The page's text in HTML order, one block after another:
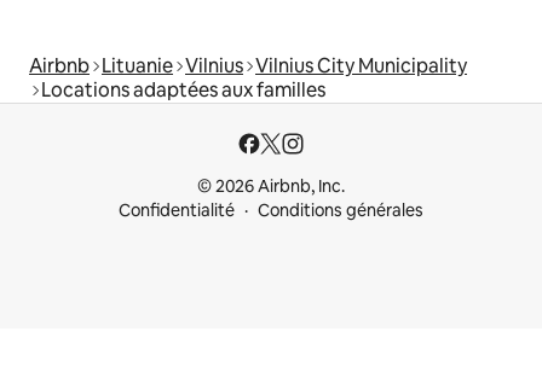
Airbnb Lituanie Vilnius Vilnius City Municipality
Locations adaptées aux familles
© 2026 Airbnb, Inc.
Confidentialité
Conditions générales